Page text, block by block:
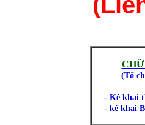
(Tổ
- Kê khai
- kê khai